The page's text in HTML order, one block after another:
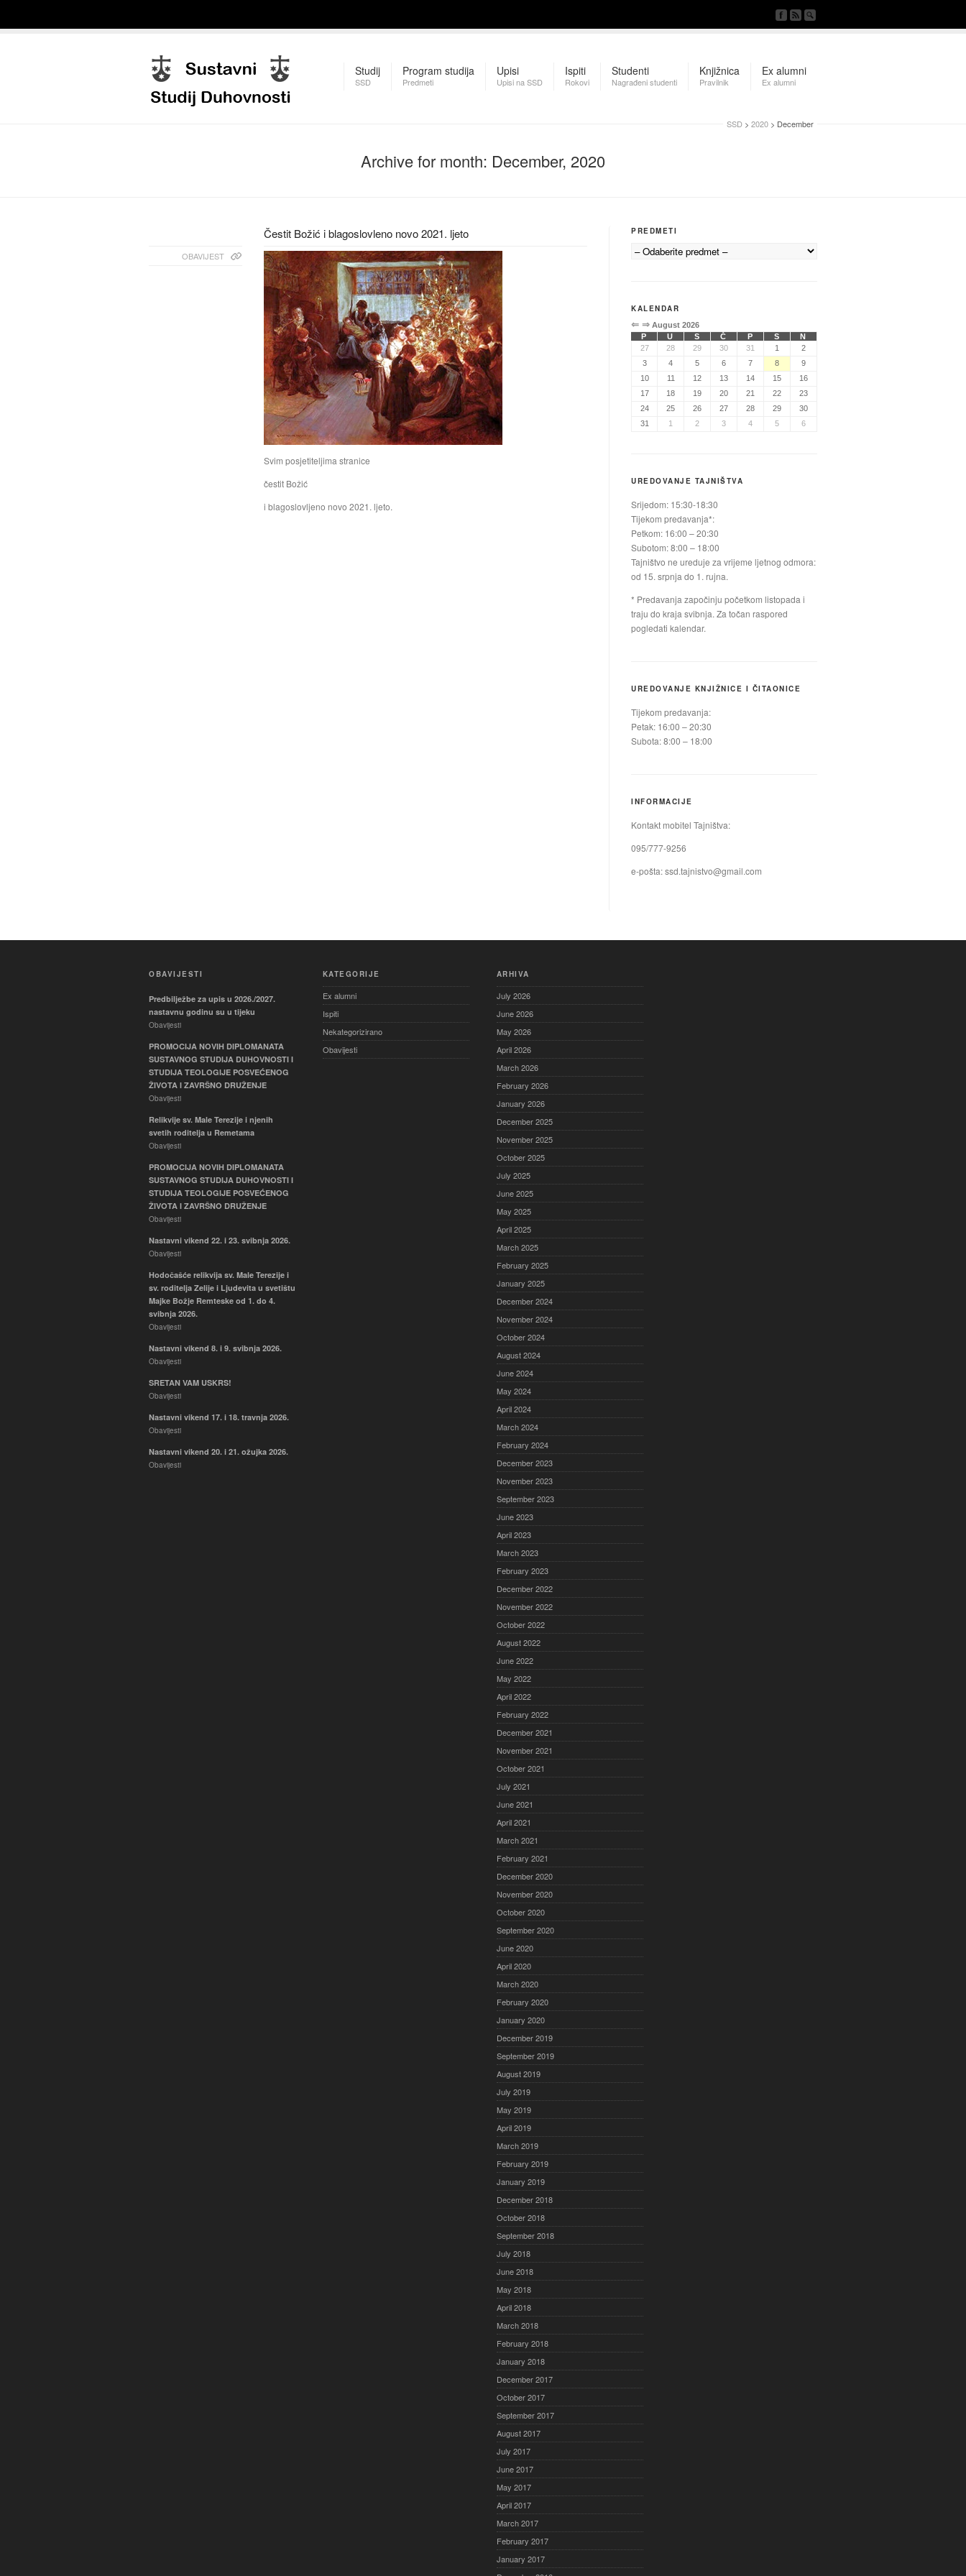
Studij
SSD
Program studija
Predmeti
Upisi
Upisi na SSD
Ispiti
Rokovi
Studenti
Nagrađeni studenti
Knjižnica
Pravilnik
Ex alumni
Ex alumni
SSD > 2020 > December
Archive for month: December, 2020
Čestit Božić i blagoslovleno novo 2021. ljeto
OBAVIJEST
Svim posjetiteljima stranice
čestit Božić
i blagoslovljeno novo 2021. ljeto.
PREDMETI
KALENDAR
⇐ ⇒ August 2026
P
U S Č P S
N
27
28 29 30 31 1
2
3
4 5 6 7 8
9
10
11 12 13 14 15
16
17
18 19 20 21 22
23
24
25 26 27 28 29
30
31
1 2 3 4 5 6
UREDOVANJE TAJNIŠTVA
Srijedom: 15:30-18:30
Tijekom predavanja*:
Petkom: 16:00 – 20:30
Subotom: 8:00 – 18:00
Tajništvo ne ureduje za vrijeme ljetnog odmora:
od 15. srpnja do 1. rujna.
* Predavanja započinju početkom listopada i
traju do kraja svibnja. Za točan raspored
pogledati kalendar.
UREDOVANJE KNJIŽNICE I ČITAONICE
Tijekom predavanja:
Petak: 16:00 – 20:30
Subota: 8:00 – 18:00
INFORMACIJE
Kontakt mobitel Tajništva:
095/777-9256
e-pošta:ssd.tajnistvo@gmail.com
OBAVIJESTI
Predbilježbe za upis u 2026./2027.
nastavnu godinu su u tijeku
Obavijesti
PROMOCIJA NOVIH DIPLOMANATA
SUSTAVNOG STUDIJA DUHOVNOSTI I
STUDIJA TEOLOGIJE POSVEĆENOG
ŽIVOTA I ZAVRŠNO DRUŽENJE
Obavijesti
Relikvije sv. Male Terezije i njenih
svetih roditelja u Remetama
Obavijesti
PROMOCIJA NOVIH DIPLOMANATA
SUSTAVNOG STUDIJA DUHOVNOSTI I
STUDIJA TEOLOGIJE POSVEĆENOG
ŽIVOTA I ZAVRŠNO DRUŽENJE
Obavijesti
Nastavni vikend 22. i 23. svibnja 2026.
Obavijesti
Hodočašće relikvija sv. Male Terezije i
sv. roditelja Zelije i Ljudevita u svetištu
Majke Božje Remteske od 1. do 4.
svibnja 2026.
Obavijesti
Nastavni vikend 8. i 9. svibnja 2026.
Obavijesti
SRETAN VAM USKRS!
Obavijesti
Nastavni vikend 17. i 18. travnja 2026.
Obavijesti
Nastavni vikend 20. i 21. ožujka 2026.
Obavijesti
KATEGORIJE
Ex alumni
Ispiti
Nekategorizirano
Obavijesti
ARHIVA
July 2026
June 2026
May 2026
April 2026
March 2026
February 2026
January 2026
December 2025
November 2025
October 2025
July 2025
June 2025
May 2025
April 2025
March 2025
February 2025
January 2025
December 2024
November 2024
October 2024
August 2024
June 2024
May 2024
April 2024
March 2024
February 2024
December 2023
November 2023
September 2023
June 2023
April 2023
March 2023
February 2023
December 2022
November 2022
October 2022
August 2022
June 2022
May 2022
April 2022
February 2022
December 2021
November 2021
October 2021
July 2021
June 2021
April 2021
March 2021
February 2021
December 2020
November 2020
October 2020
September 2020
June 2020
April 2020
March 2020
February 2020
January 2020
December 2019
September 2019
August 2019
July 2019
May 2019
April 2019
March 2019
February 2019
January 2019
December 2018
October 2018
September 2018
July 2018
June 2018
May 2018
April 2018
March 2018
February 2018
January 2018
December 2017
October 2017
September 2017
August 2017
July 2017
June 2017
May 2017
April 2017
March 2017
February 2017
January 2017